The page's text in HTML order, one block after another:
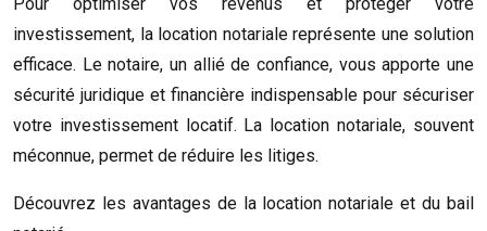
investissement, la location notariale représente une solution
efficace. Le notaire, un allié de confiance, vous apporte une
sécurité juridique et financière indispensable pour sécuriser
votre investissement locatif. La location notariale, souvent
méconnue, permet de réduire les litiges.
Découvrez les avantages de la location notariale et du bail